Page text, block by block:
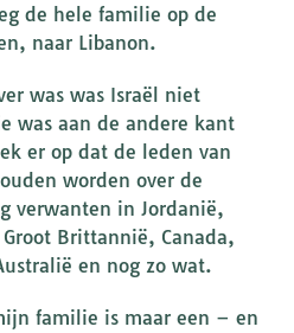
de hele familie op de
naar Libanon.
was was Israël niet
was aan de andere kant
er op dat de leden van
worden over de
verwanten in Jordanië,
Brittannië, Canada,
en nog zo wat.
familie is maar een – en